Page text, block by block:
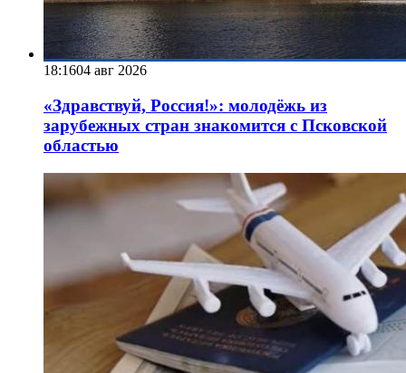
18:1604 авг 2026
«Здравствуй, Россия!»: молодёжь из
зарубежных стран знакомится с Псковской
областью